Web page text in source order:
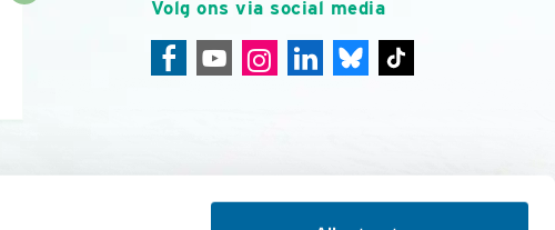
Volg ons via social media